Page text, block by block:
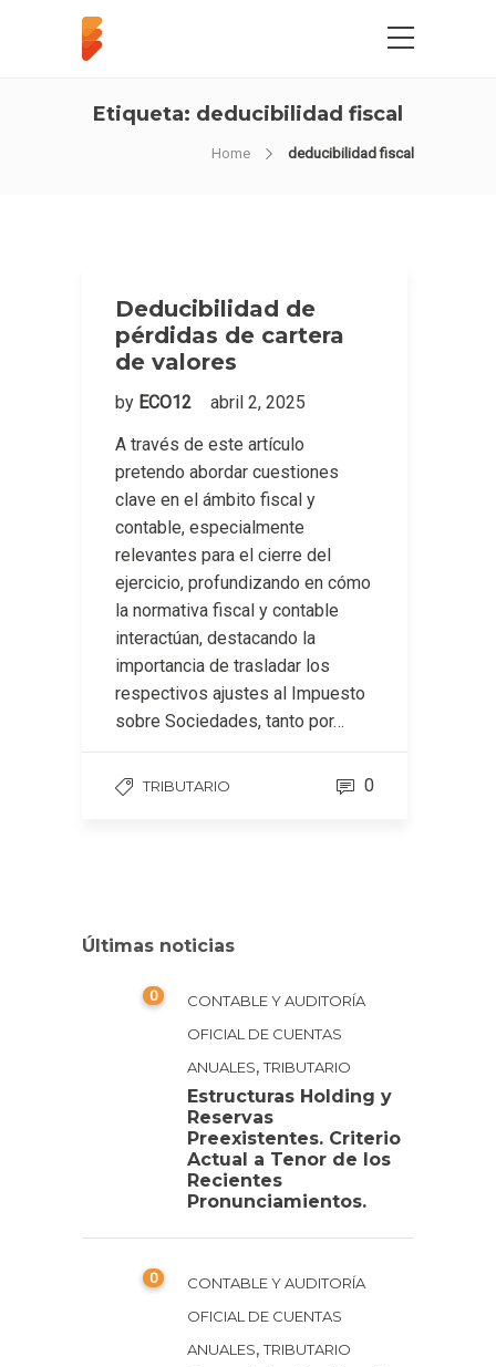
Etiqueta: deducibilidad fiscal
Home deducibilidad fiscal
Deducibilidad de
pérdidas de cartera
de valores
by ECO12
abril 2, 2025
A través de este artículo
pretendo abordar cuestiones
clave en el ámbito fiscal y
contable, especialmente
relevantes para el cierre del
ejercicio, profundizando en cómo
la normativa fiscal y contable
interactúan, destacando la
importancia de trasladar los
respectivos ajustes al Impuesto
sobre Sociedades, tanto por…
TRIBUTARIO 0
Últimas noticias
0
CONTABLE Y AUDITORÍA
OFICIAL DE CUENTAS
ANUALES,TRIBUTARIO
Estructuras Holding y
Reservas
Preexistentes. Criterio
Actual a Tenor de los
Recientes
Pronunciamientos.
0
CONTABLE Y AUDITORÍA
OFICIAL DE CUENTAS
ANUALES,TRIBUTARIO